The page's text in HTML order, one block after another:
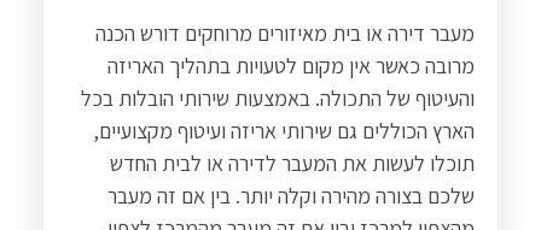
מעבר דירה או בית מאיזורים מרוחקים דורש הכנה
מרובה כאשר אין מקום לטעויות בתהליך האריזה
והעיטוף של התכולה. באמצעות שירותי הובלות בכל
הארץ הכוללים גם שירותי אריזה ועיטוף מקצועיים,
תוכלו לעשות את המעבר לדירה או לבית החדש
שלכם בצורה מהירה וקלה יותר. בין אם זה מעבר